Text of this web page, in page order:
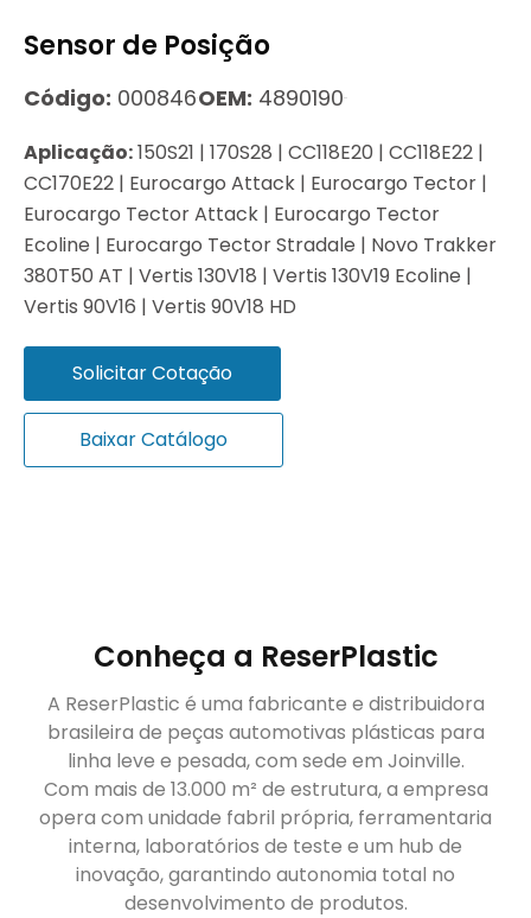
Sensor de Posição
Código: 000846OEM: 4890190
Aplicação:150S21 | 170S28 | CC118E20 | CC118E22 |
CC170E22 | Eurocargo Attack | Eurocargo Tector |
Eurocargo Tector Attack | Eurocargo Tector
Ecoline | Eurocargo Tector Stradale | Novo Trakker
380T50 AT | Vertis 130V18 | Vertis 130V19 Ecoline |
Vertis 90V16 | Vertis 90V18 HD
Solicitar Cotação
Baixar Catálogo
Conheça a ReserPlastic
A ReserPlastic é uma fabricante e distribuidora
brasileira de peças automotivas plásticas para
linha leve e pesada, com sede em Joinville.
Com mais de 13.000 m² de estrutura, a empresa
opera com unidade fabril própria, ferramentaria
interna, laboratórios de teste e um hub de
inovação, garantindo autonomia total no
desenvolvimento de produtos.